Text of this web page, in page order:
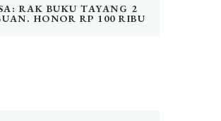
RAK BUKU TAYANG 2
HONOR RP 100 RIBU